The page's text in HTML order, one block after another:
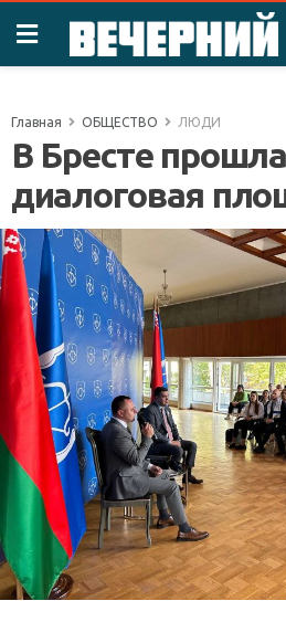
Главная ОБЩЕСТВО ЛЮДИ
В Бресте прошла
диалоговая